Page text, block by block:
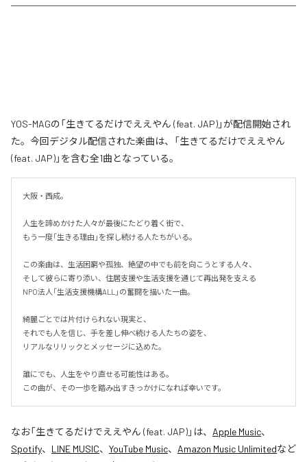
YOS-MAGの「生きてるだけでええやん (feat. JAP)」が配信開始され
た。今回デジタル配信された楽曲は、「生きてるだけでええやん
(feat. JAP)」を含む全1曲となっている。
大阪・西成。
人生を諦めかけた人々が最後にたどり着く街で、
もう一度「生きる理由」を探し続ける人たちがいる。
この楽曲は、生活困窮や孤独、絶望の中でも前を向こうとする人々、
そして彼らに寄り添い、住居支援や生活支援を通じて再出発を支える
NPO法人「生活支援機構ALL」の奮闘を描いた一曲。
綺麗ごとでは片付けられない現実と、
それでも人を信じ、手を差し伸べ続ける人たちの姿を、
リアルなリリックとメッセージに込めた。
誰にでも、人生をやり直せる可能性はある。
この曲が、その一歩を踏み出すきっかけになれば幸いです。
なお「生きてるだけでええやん (feat. JAP)」は、 Apple Music、
Spotify、 LINE MUSIC、 YouTube Music、 Amazon Music Unlimitedなど